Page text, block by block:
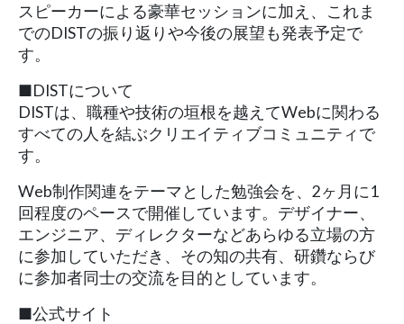
スピーカーによる豪華セッションに加え、これま
でのDISTの振り返りや今後の展望も発表予定で
す。
■DISTについて
DISTは、職種や技術の垣根を越えてWebに関わる
すべての人を結ぶクリエイティブコミュニティで
す。
Web制作関連をテーマとした勉強会を、2ヶ月に1
回程度のペースで開催しています。デザイナー、
エンジニア、ディレクターなどあらゆる立場の方
に参加していただき、その知の共有、研鑽ならび
に参加者同士の交流を目的としています。
■公式サイト